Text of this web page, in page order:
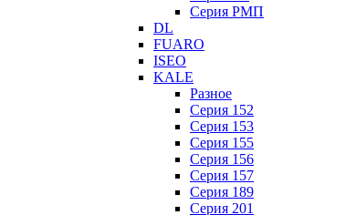
Серия РМП
DL
FUARO
ISEO
KALE
Разное
Серия 152
Серия 153
Серия 155
Серия 156
Серия 157
Серия 189
Серия 201